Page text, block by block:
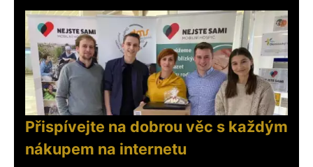
Přispívejte na dobrou věc s každým
nákupem na internetu